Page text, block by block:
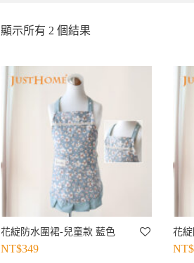
顯示所有 2 個結果
花綻防水圍裙-兒童款 藍色
NT$349
花
NT$